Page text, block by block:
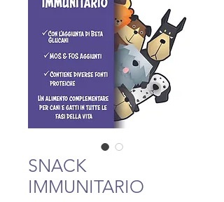
SNACK
IMMUNITARIO